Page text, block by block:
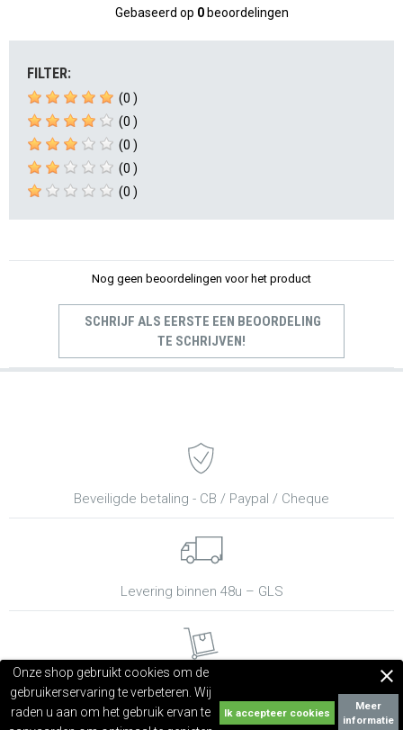
Onze shop gebruikt cookies om de
gebruikerservaring te verbeteren. Wij
raden u aan om het gebruik ervan te
Meer
informatie

Gebaseerd op 0beoordelingen
FILTER:
(0 )
(0 )
(0 )
(0 )
(0 )
Nog geen beoordelingen voor het product
SCHRIJF ALS EERSTE EEN BEOORDELING
TE SCHRIJVEN!
Beveiligde betaling - CB / Paypal / Cheque
Levering binnen 48u – GLS
Geen verzendkosten vanaf 79 €